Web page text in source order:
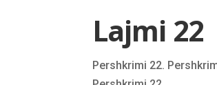
Lajmi 22
Pershkrimi 22.